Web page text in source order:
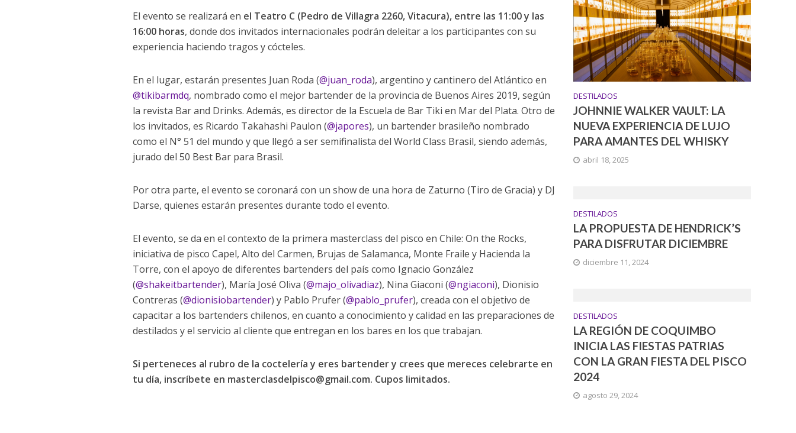
El evento se realizará en el Teatro C (Pedro de Villagra 2260, Vitacura), entre las 11:00 y las
16:00 horas, donde dos invitados internacionales podrán deleitar a los participantes con su
experiencia haciendo tragos y cócteles.
En el lugar, estarán presentes Juan Roda (@juan_roda), argentino y cantinero del Atlántico en
@tikibarmdq, nombrado como el mejor bartender de la provincia de Buenos Aires 2019, según
la revista Bar and Drinks. Además, es director de la Escuela de Bar Tiki en Mar del Plata. Otro de
los invitados, es Ricardo Takahashi Paulon (@japores), un bartender brasileño nombrado
como el N° 51 del mundo y que llegó a ser semifinalista del World Class Brasil, siendo además,
jurado del 50 Best Bar para Brasil.
Por otra parte, el evento se coronará con un show de una hora de Zaturno (Tiro de Gracia) y DJ
Darse, quienes estarán presentes durante todo el evento.
El evento, se da en el contexto de la primera masterclass del pisco en Chile: On the Rocks,
iniciativa de pisco Capel, Alto del Carmen, Brujas de Salamanca, Monte Fraile y Hacienda la
Torre, con el apoyo de diferentes bartenders del país como Ignacio González
(@shakeitbartender), María José Oliva (@majo_olivadiaz), Nina Giaconi (@ngiaconi), Dionisio
Contreras (@dionisiobartender) y Pablo Prufer (@pablo_prufer), creada con el objetivo de
capacitar a los bartenders chilenos, en cuanto a conocimiento y calidad en las preparaciones de
destilados y el servicio al cliente que entregan en los bares en los que trabajan.
Si perteneces al rubro de la coctelería y eres bartender y crees que mereces celebrarte en
tu día, inscríbete en masterclasdelpisco@gmail.com. Cupos limitados.
DESTILADOS
JOHNNIE WALKER VAULT: LA
NUEVA EXPERIENCIA DE LUJO
PARA AMANTES DEL WHISKY
abril 18, 2025
DESTILADOS
LA PROPUESTA DE HENDRICK’S
PARA DISFRUTAR DICIEMBRE
diciembre 11, 2024
DESTILADOS
LA REGIÓN DE COQUIMBO
INICIA LAS FIESTAS PATRIAS
CON LA GRAN FIESTA DEL PISCO
2024
agosto 29, 2024